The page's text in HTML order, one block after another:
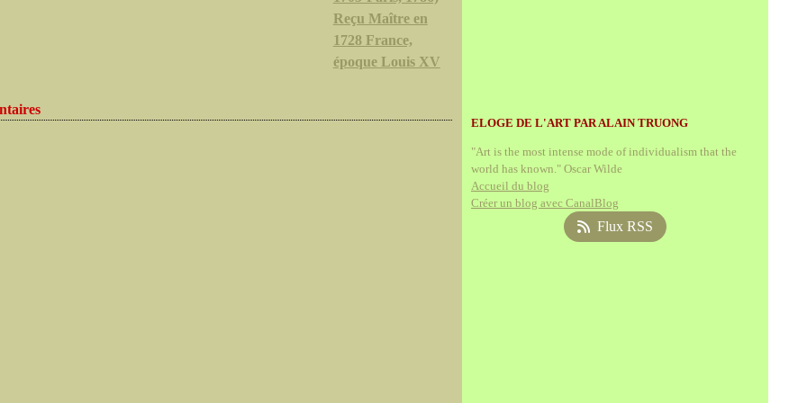
Reçu Maître en
1728 France,
époque Louis XV
ELOGE DE L'ART PAR ALAIN TRUONG
"Art is the most intense mode of individualism that the
world has known." Oscar Wilde
Accueil du blog
Créer un blog avec CanalBlog
Flux RSS